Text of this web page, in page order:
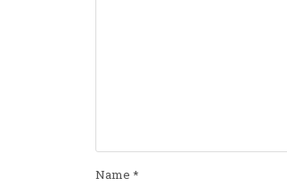
Name *